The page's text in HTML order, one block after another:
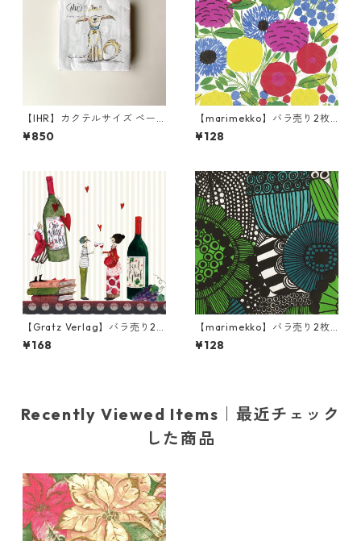
【IHR】カクテルサイズ ペー
パーナプキン EMOTION DOG
S ホワイト Anita Jeram 20枚
¥850
【marimekko】バラ売り2枚
ランチサイズ ペーパーナプキ
ン SITRUUNAPUU ピンク
¥128
【Gratz Verlag】バラ売り2
枚 カクテルサイズ ペーパーナ
プキン Wein ベージュ
¥168
【marimekko】バラ売り2枚
ランチサイズ ペーパーナプキ
ン SIIRTOLAPUUTARHA グリ
¥128
Recently Viewed Items｜最近チェック
した商品